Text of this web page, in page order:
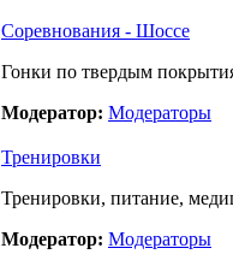
Соревнования - Шоссе
Гонки по твердым
Модератор: Модераторы
Тренировки
Тренировки, питание,
Модератор: Модераторы